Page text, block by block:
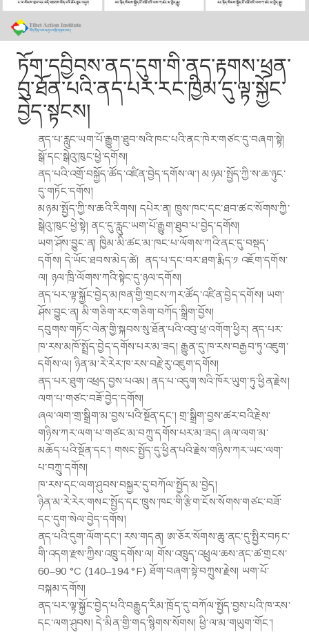
ཏོག་དབྱིབས་ནད་དུག་གི་ནད་རྟགས་ཕྲན་
བུ་ཐོན་པའི་ནད་པར་རང་ཁྱིམ་དུ་ལྟ་སྐྱོང་
བྱེད་སྟངས།
ནད་པ་རླུང་ཡག་པོ་རྒྱུག་ཐུབ་སའི་ཁང་པའི་ནང་ཁེར་གཙང་དུ་བཞག་སྟེ།
སྒོ་དང་སྒེའུ་ཁུང་ཕྱེ་དགོས།
ནད་པའི་འགྲོ་བསྐྱོད་ཚོད་འཛིན་བྱེད་དགོས་ལ་། མཉམ་སྤྱོད་ཀྱི་ས་ཆ་ཉུང་
དུ་གཏོང་དགོས།
མཉམ་སྤྱོད་ཀྱི་ས་ཆའི་རིགས། དཔེར་ན། ཁྲུས་ཁང་དང་ཐབ་ཚང་སོགས་ཀྱི་
སྒེའུ་ཁུང་ཕྱེ་སྟེ། ནང་དུ་རླུང་ཡག་པོ་རྒྱུག་ཐུབ་པ་བྱེད་དགོས།
ཡག་ཤོས་བྱུང་ན། ཁྱིམ་མི་ཚང་མ་ཁང་པ་ལོགས་ཀའི་ནང་དུ་བསྡད་
དགོས། དེ་ཡོང་ཐབས་མེད་ཚེ། ནད་པ་དང་བར་ཐག་རྨིད་༡ འཇོག་དགོས་
ལ། ཉལ་ཁྲི་ལོགས་ཀའི་སྟེང་དུ་ཉལ་དགོས།
ནད་པར་ལྟ་སྐྱོང་བྱེད་མཁན་གྱི་གྲངས་ཀར་ཚོད་འཛིན་བྱེད་དགོས། ཡག་
ཤོས་བྱུང་ན། མི་གཅིག་རང་གཅིག་བཀོད་སྒྲིག་བྱོས།
དབུགས་གཏོང་ལེན་གྱི་སྐབས་སུ་ཐོན་པའི་འབུ་ཕྲ་འགོག་ཕྱིར། ནད་པར་
ཁ་རས་མཁོ་སྤྲོད་བྱེད་དགོས་པར་མ་ཟད། རྒྱུན་དུ་ཁ་རས་བརྒྱབ་ཏུ་འཇུག་
དགོས་ལ། ཉིན་མ་རེ་རེར་ཁ་རས་བརྗེ་རུ་འཇུག་དགོས།
ནད་པར་ཐུག་འཕྲད་བྱས་པའམ། ནད་པ་འདུག་སའི་ཁོར་ཡུག་ཏུ་ཕྱིན་རྗེས།
ལག་པ་གཙང་བཟོ་བྱེད་དགོས།
ཞལ་ལག་གྲ་སྒྲིག་མ་བྱས་པའི་སྔོན་དང་། གྲ་སྒྲིག་བྱས་ཚར་བའི་རྗེས་
གཉིས་ཀར་ལག་པ་གཙང་མ་བཀྲུ་དགོས་པར་མ་ཟད། ཞལ་ལག་མ་
མཆོད་པའི་སྔོན་དང་། གསང་སྤྱོད་དུ་ཕྱིན་པའི་རྗེས་གཉིས་ཀར་ཡང་ལག་
པ་བཀྲུ་དགོས།
ཁ་རས་དང་ལག་ཤུབས་བསྐྱར་དུ་བཀོལ་སྤྱོད་མ་བྱེད།
ཉིན་མ་རེ་རེར་གསང་སྤྱོད་དང་ཁྲུས་ཁང་གི་རྩིག་ངོས་སོགས་གཙང་བཟོ་
དང་དུག་སེལ་བྱེད་དགོས།
ནད་པའི་དུག་ལོག་དང་། རས་གདན། ཨ་ཅོར་སོགས་ཆུ་ནང་དུ་སྤྱིར་བཏང་
གི་འདག་རྫས་ཀྱིས་འཁྲུ་དགོས་ལ། གོས་འཁྲུད་འཕྲུལ་ཆས་ནང་ཚ་གྲངས་
60–90 °C (140–194 °F) ཐོག་བཞག་སྟེ་བཀྲུས་རྗེས། ཡག་པོ་
བསྐམ་དགོས།
ནད་པར་ལྟ་སྐྱོང་བྱེད་པའི་བརྒྱུད་རིམ་ཁྲོད་དུ་བཀོལ་སྤྱོད་བྱས་པའི་ཁ་རས་
དང་ལག་ཤུབས། དེ་མིན་གྱི་གད་སྙིགས་སོགས། ཕྱི་ལ་མ་གཡུག་གོང་།